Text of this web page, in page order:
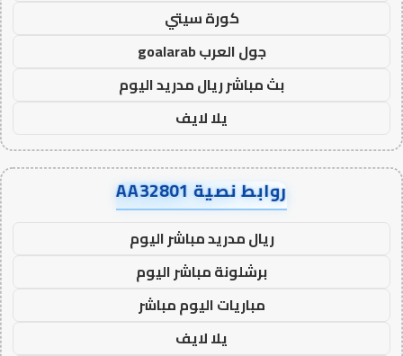
كورة سيتي
جول العرب goalarab
بث مباشر ريال مدريد اليوم
يلا لايف
روابط نصية AA32801
ريال مدريد مباشر اليوم
برشلونة مباشر اليوم
مباريات اليوم مباشر
يلا لايف